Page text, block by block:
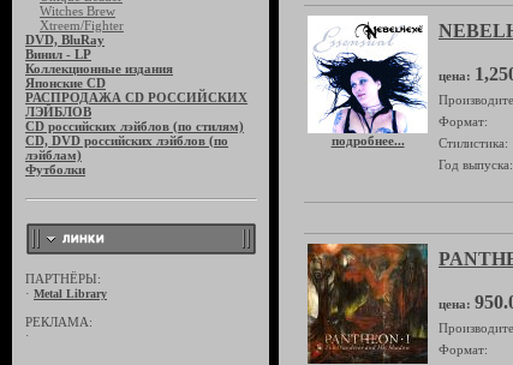
Witches Brew
Xtreem/Fighter
DVD, BluRay
Винил - LP
Коллекционные издания
Японские CD
РАСПРОДАЖА CD РОССИЙСКИХ
ЛЭЙБЛОВ
CD российских лэйблов (по стилям)
CD, DVD российских лэйблов (по
лэйблам)
Футболки
ПАРТНЁРЫ:
· Metal Library
РЕКЛАМА:
·
подробнее...
цена:
Формат:
Стилистика:
Год выпуска:
цена:
Формат: